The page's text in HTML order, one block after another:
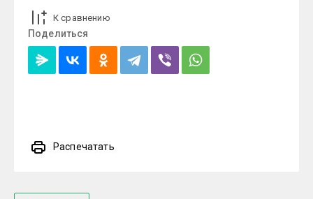
К сравнению
Поделиться
Распечатать